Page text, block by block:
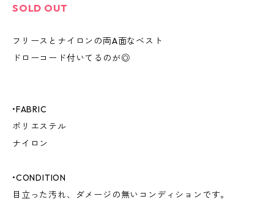
SOLD OUT
フリースとナイロンの両A面なベスト
ドローコード付いてるのが◎
•FABRIC
ポリエステル
ナイロン
•CONDITION
目立った汚れ、ダメージの無いコンディションです。